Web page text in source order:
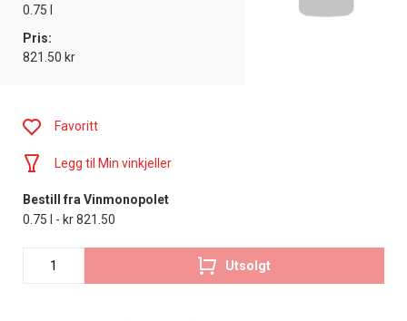
0.75 l
Pris:
821.50 kr
Favoritt
Legg til Min vinkjeller
Bestill fra Vinmonopolet
0.75 l - kr 821.50
Utsolgt